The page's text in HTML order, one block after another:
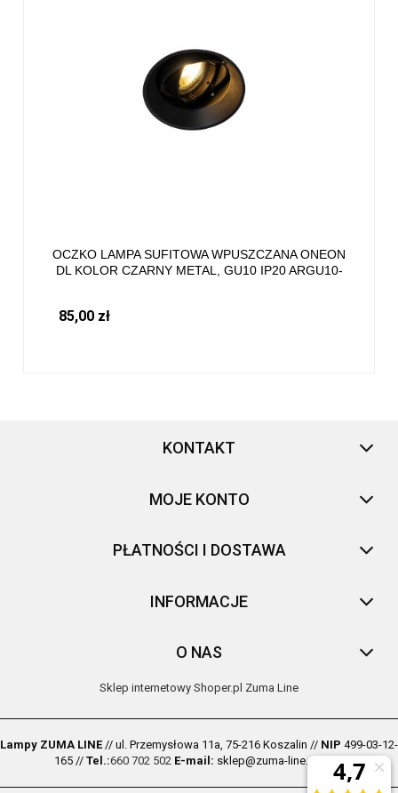
OCZKO LAMPA SUFITOWA WPUSZCZANA ONEON
DL KOLOR CZARNY METAL, GU10 IP20 ARGU10-
85,00 zł
KONTAKT
MOJE KONTO
PŁATNOŚCI I DOSTAWA
INFORMACJE
O NAS
Sklep internetowy Shoper.pl Zuma Line
Lampy ZUMA LINE// ul. Przemysłowa 11a, 75-216 Koszalin // NIP 499-03-12-
165 // Tel.:660 702 502 E-mail: sklep@zuma-line.com.pl